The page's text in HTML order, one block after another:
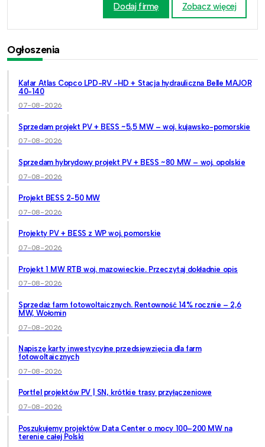
Dodaj firmę Zobacz więcej
Ogłoszenia
Kafar Atlas Copco LPD-RV -HD + Stacja hydrauliczna Belle MAJOR
40-140
07-08-2026
Sprzedam projekt PV + BESS ~5,5 MW – woj. kujawsko-pomorskie
07-08-2026
Sprzedam hybrydowy projekt PV + BESS ~80 MW – woj. opolskie
07-08-2026
Projekt BESS 2-50 MW
07-08-2026
Projekty PV + BESS z WP woj. pomorskie
07-08-2026
Projekt 1 MW RTB woj. mazowieckie. Przeczytaj dokładnie opis
07-08-2026
Sprzedaż farm fotowoltaicznych. Rentowność 14% rocznie – 2,6
MW, Wołomin
07-08-2026
Napiszę karty inwestycyjne przedsięwzięcia dla farm
fotowoltaicznych
07-08-2026
Portfel projektów PV | SN, krótkie trasy przyłączeniowe
07-08-2026
Poszukujemy projektów Data Center o mocy 100–200 MW na
terenie całej Polski